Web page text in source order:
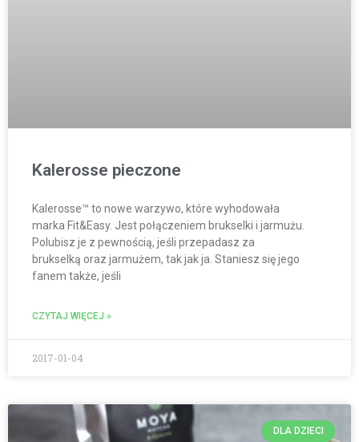
Kalerosse pieczone
Kalerosse™ to nowe warzywo, które wyhodowała
marka Fit&Easy. Jest połączeniem brukselki i jarmużu.
Polubisz je z pewnością, jeśli przepadasz za
brukselką oraz jarmużem, tak jak ja. Staniesz się jego
fanem także, jeśli
CZYTAJ WIĘCEJ »
2017-01-04
DLA DZIECI